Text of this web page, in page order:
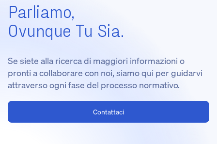
Parliamo,
Ovunque Tu Sia.
Se siete alla ricerca di maggiori informazioni o
pronti a collaborare con noi, siamo qui per guidarvi
attraverso ogni fase del processo normativo.
Contattaci